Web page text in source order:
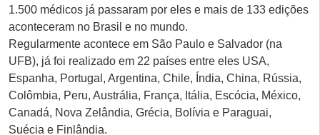
1.500 médicos já passaram por eles e mais de 133 edições
aconteceram no Brasil e no mundo.
Regularmente acontece em São Paulo e Salvador (na
UFB), já foi realizado em 22 países entre eles USA,
Espanha, Portugal, Argentina, Chile, Índia, China, Rússia,
Colômbia, Peru, Austrália, França, Itália, Escócia, México,
Canadá, Nova Zelândia, Grécia, Bolívia e Paraguai,
Suécia e Finlândia.